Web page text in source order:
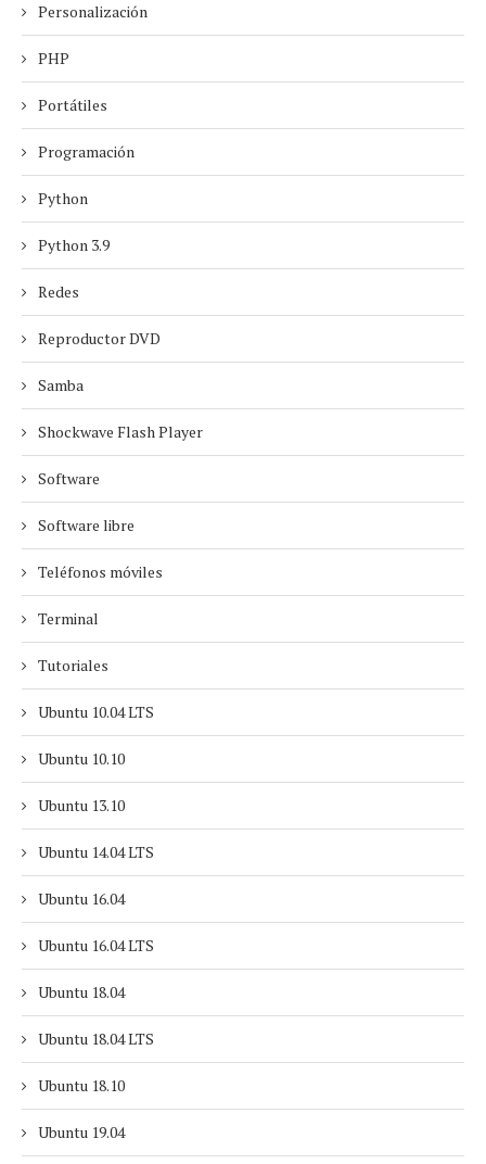
Personalización
PHP
Portátiles
Programación
Python
Python 3.9
Redes
Reproductor DVD
Samba
Shockwave Flash Player
Software
Software libre
Teléfonos móviles
Terminal
Tutoriales
Ubuntu 10.04 LTS
Ubuntu 10.10
Ubuntu 13.10
Ubuntu 14.04 LTS
Ubuntu 16.04
Ubuntu 16.04 LTS
Ubuntu 18.04
Ubuntu 18.04 LTS
Ubuntu 18.10
Ubuntu 19.04